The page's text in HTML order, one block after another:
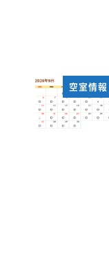
空室情報